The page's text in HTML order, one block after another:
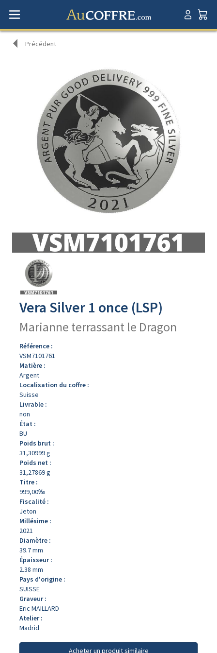
Précédent
produit
Vera Silver 1 once (LSP)
Marianne terrassant le Dragon
Référence :
VSM7101761
Matière :
Argent
Localisation du coffre :
Suisse
Livrable :
non
État :
BU
Poids brut :
31,30999 g
Poids net :
31,27869 g
Titre :
999,00‰
Fiscalité :
Jeton
Millésime :
2021
Diamètre :
39.7 mm
Épaisseur :
2.38 mm
Pays d'origine :
SUISSE
Graveur :
Eric MAILLARD
Atelier :
Madrid
Acheter un produit similaire